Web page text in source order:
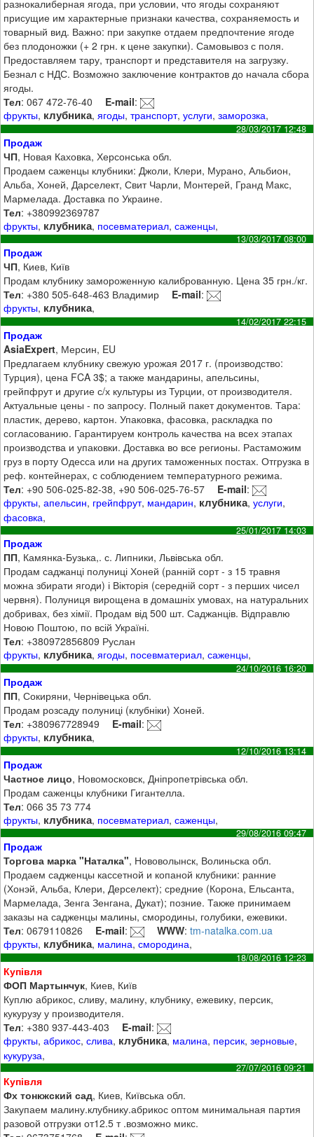
разнокалиберная ягода, при условии, что ягоды сохраняют
присущие им характерные признаки качества, сохраняемость и
товарный вид. Важно: при закупке отдаем предпочтение ягоде
без плодоножки (+ 2 грн. к цене закупки). Самовывоз с поля.
Предоставляем тару, транспорт и представителя на загрузку.
Безнал с НДС. Возможно заключение контрактов до начала сбора
ягоды.
Тел: 067 472-76-40 E-mail:
фрукты, клубника,ягоды,транспорт,услуги,заморозка,
28/03/2017 12:48
Продаж
ЧП, Новая Каховка, Херсонська обл.
Продаем саженцы клубники: Джоли, Клери, Мурано, Альбион,
Альба, Хоней, Дарселект, Свит Чарли, Монтерей, Гранд Макс,
Мармелада. Доставка по Украине.
Тел: +380992369787
фрукты, клубника, посевматериал,саженцы,
13/03/2017 08:00
Продаж
ЧП, Киев, Київ
Продам клубнику замороженную калиброванную. Цена 35 грн./кг.
Тел: +380 505-648-463 Владимир E-mail:
фрукты, клубника,
14/02/2017 22:15
Продаж
AsiaExpert, Мерсин, EU
Предлагаем клубнику свежую урожая 2017 г. (производство:
Турция), цена FCA 3$; а также мандарины, апельсины,
грейпфрут и другие с/х культуры из Турции, от производителя.
Актуальные цены - по запросу. Полный пакет документов. Тара:
пластик, дерево, картон. Упаковка, фасовка, раскладка по
согласованию. Гарантируем контроль качества на всех этапах
производства и упаковки. Доставка во все регионы. Растаможим
груз в порту Одесса или на других таможенных постах. Отгрузка в
реф. контейнерах, с соблюдением температурного режима.
Тел: +90 506-025-82-38, +90 506-025-76-57 E-mail:
фрукты,апельсин, грейпфрут, мандарин, клубника,услуги,
фасовка,
25/01/2017 14:03
Продаж
ПП, Камянка-Бузька,. с. Липники, Львівська обл.
Продам саджанці полуниці Хоней (ранній сорт - з 15 травня
можна збирати ягоди) і Вікторія (середній сорт - з перших чисел
червня). Полуниця вирощена в домашніх умовах, на натуральних
добривах, без хімії. Продам від 500 шт. Саджанців. Відправлю
Новою Поштою, по всій Україні.
Тел: +380972856809 Руслан
фрукты, клубника,ягоды, посевматериал,саженцы,
24/10/2016 16:20
Продаж
ПП, Сокиряни, Чернівецька обл.
Продам розсаду полуниці (клубніки) Хоней.
Тел: +380967728949 E-mail:
фрукты, клубника,
12/10/2016 13:14
Продаж
Частное лицо, Новомосковск, Дніпропетрівська обл.
Продам саженцы клубники Гигантелла.
Тел: 066 35 73 774
фрукты, клубника, посевматериал,саженцы,
29/08/2016 09:47
Продаж
Торгова марка "Наталка", Нововолынск, Волиньска обл.
Продаем садженцы кассетной и копаной клубники: ранние
(Хонэй, Альба, Клери, Дерселект); средние (Корона, Ельсанта,
Мармелада, Зенга Зенгана, Дукат); позние. Также принимаем
заказы на садженцы малины, смородины, голубики, ежевики.
Тел: 0679110826 E-mail: WWW:tm-natalka.com.ua
фрукты, клубника, малина,смородина,
18/08/2016 12:23
Купівля
ФОП Мартынчук, Киев, Київ
Куплю абрикос, сливу, малину, клубнику, ежевику, персик,
кукурузу у производителя.
Тел: +380 937-443-403 E-mail:
фрукты,абрикос,слива, клубника, малина, персик,зерновые,
кукуруза,
27/07/2016 09:21
Купівля
Фх тонкжский сад, Киев, Київська обл.
Закупаем малину.клубнику.абрикос оптом минимальная партия
разовой отгрузки от12.5 т .возможно микс.